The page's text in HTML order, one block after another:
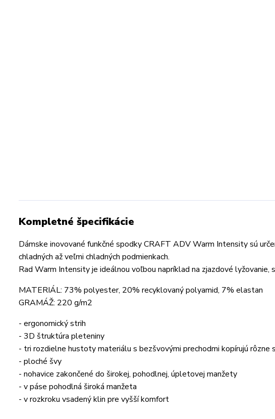
Kompletné špecifikácie
Dámske inovované funkčné spodky CRAFT ADV Warm Intensity sú
chladných až veľmi chladných podmienkach.
Rad Warm Intensity je ideálnou voľbou napríklad na zjazdové lyžovanie,
MATERIÁL: 73% polyester, 20% recyklovaný polyamid, 7% elastan
GRAMÁŽ: 220 g/m2
- ergonomický strih
- 3D štruktúra pleteniny
- tri rozdielne hustoty materiálu s bezšvovými prechodmi kopírujú rôzne
- ploché švy
- nohavice zakončené do širokej, pohodlnej, úpletovej manžety
- v páse pohodlná široká manžeta
- v rozkroku vsadený klin pre vyšší komfort